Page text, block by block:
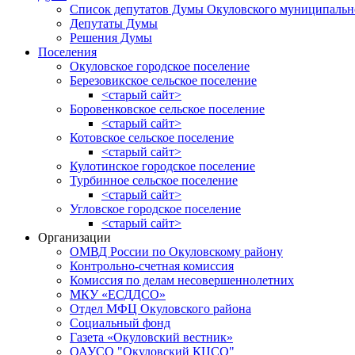
Список депутатов Думы Окуловского
Депутаты Думы
Решения Думы
Поселения
Окуловское городское поселение
Березовикское сельское поселение
<старый сайт>
Боровенковское сельское поселение
<старый сайт>
Котовское сельское поселение
<старый сайт>
Кулотинское городское поселение
Турбинное сельское поселение
<старый сайт>
Угловское городское поселение
<старый сайт>
Организации
ОМВД России по Окуловскому району
Контрольно-счетная комиссия
Комиссия по делам несовершеннолетних
МКУ «ЕСДДСО»
Отдел МФЦ Окуловского района
Социальный фонд
Газета «Окуловский вестник»
ОАУСО "Окуловский КЦСО"